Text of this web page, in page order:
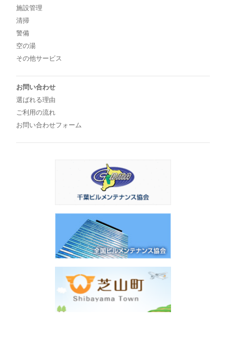
施設管理
清掃
警備
空の湯
その他サービス
お問い合わせ
選ばれる理由
ご利用の流れ
お問い合わせフォーム